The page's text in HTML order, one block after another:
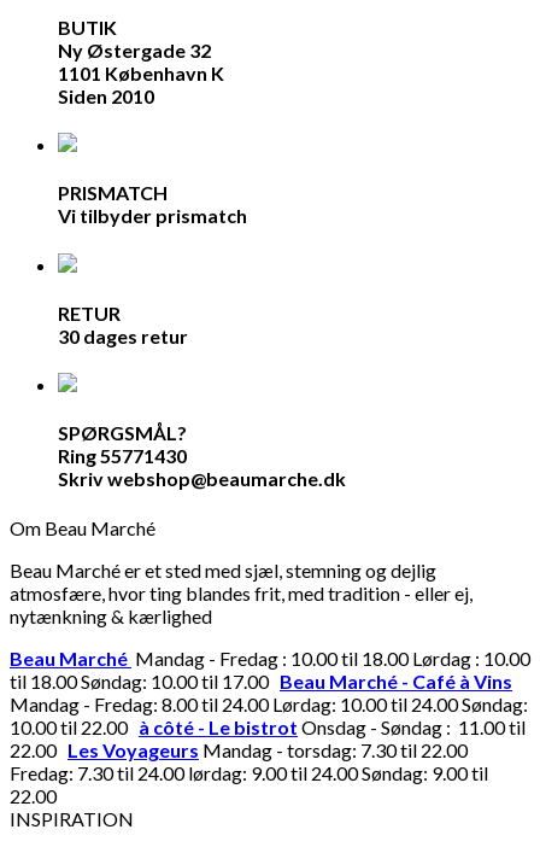
BUTIK
Ny Østergade 32
1101 København K
Siden 2010
PRISMATCH
Vi tilbyder prismatch
RETUR
30 dages retur
SPØRGSMÅL?
Ring 55771430
Skriv webshop@beaumarche.dk
Om Beau Marché
Beau Marché er et sted med sjæl, stemning og dejlig
atmosfære, hvor ting blandes frit, med tradition - eller ej,
nytænkning & kærlighed
Beau Marché Mandag - Fredag : 10.00 til 18.00 Lørdag : 10.00
til 18.00 Søndag: 10.00 til 17.00 Beau Marché - Café à Vins
Mandag - Fredag: 8.00 til 24.00 Lørdag: 10.00 til 24.00 Søndag:
10.00 til 22.00 à côté - Le bistrot Onsdag - Søndag : 11.00 til
22.00 Les Voyageurs Mandag - torsdag: 7.30 til 22.00
Fredag: 7.30 til 24.00 lørdag: 9.00 til 24.00 Søndag: 9.00 til
22.00
INSPIRATION